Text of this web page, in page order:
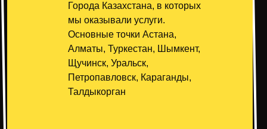
Города Казахстана, в которых
мы оказывали услуги.
Основные точки Астана,
Алматы, Туркестан, Шымкент,
Щучинск, Уральск,
Петропавловск, Караганды,
Талдыкорган